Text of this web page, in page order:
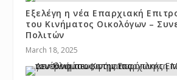
Εξελέγη η νέα Επαρχιακή
του Κινήματος Οικολόγων –
Πολιτών
March 18, 2025